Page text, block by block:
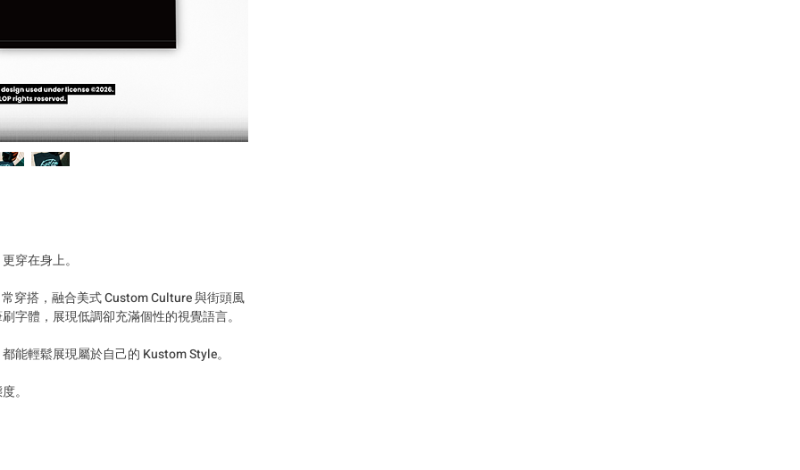
穿在身上。
穿搭，融合美式 Custom Culture 與街頭風
字體，展現低調卻充滿個性的視覺語言。
能輕鬆展現屬於自己的 Kustom Style。
。